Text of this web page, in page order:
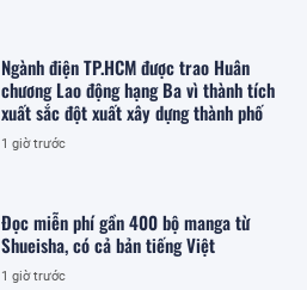
Ngành điện TP.HCM được trao Huân
chương Lao động hạng Ba vì thành tích
xuất sắc đột xuất xây dựng thành phố
1 giờ trước
Đọc miễn phí gần 400 bộ manga từ
Shueisha, có cả bản tiếng Việt
1 giờ trước